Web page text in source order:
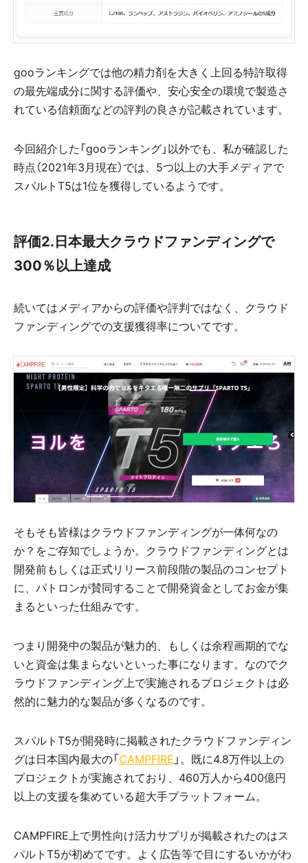
gooランキングでは他の精力剤を大きく上回る特許取得
の最先端成分に関する評価や、安心安全の環境で製造さ
れている信頼面などの評判の良さが記載されています。
今回紹介した「gooランキング」以外でも、私が確認した
時点（2021年3月現在）では、5つ以上の大手メディアで
スパルトT5は1位を獲得しているようです。
評価2.日本最大クラウドファンディングで
300％以上達成
続いてはメディアからの評価や評判ではなく、クラウド
ファンディングでの支援獲得率についてです。
そもそも皆様はクラウドファンディングが一体何なの
か？をご存知でしょうか。クラウドファンディングとは
開発前もしくは正式リリース前段階の製品のコンセプト
に、パトロンが賛同することで開発資金としてお金が集
まるといった仕組みです。
つまり開発中の製品が魅力的、もしくは余程画期的でな
いと資金は集まらないといった事になります。なのでク
ラウドファンディング上で実施されるプロジェクトは必
然的に魅力的な製品が多くなるのです。
スパルトT5が開発時に掲載されたクラウドファンディン
グは日本国内最大の「CAMPFIRE 」。既に4.8万件以上の
プロジェクトが実施されており、460万人から400億円
以上の支援を集めている超大手プラットフォーム。
CAMPFIRE上で男性向け活力サプリが掲載されたのはス
パルトT5が初めてです。よく広告等で目にするいかがわ